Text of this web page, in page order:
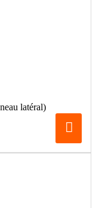
latéral)